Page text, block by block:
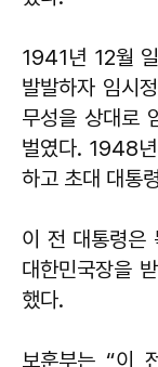
1941년 12월
발발하자 임시
무성을 상대로
벌였다. 1948
하고 초대 대통
이 전 대통령은
대한민국장을
했다.
보훈부는 “이